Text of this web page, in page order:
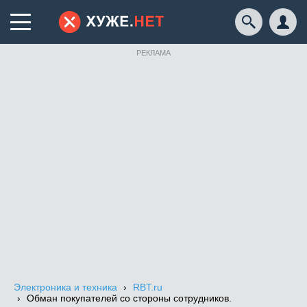
РЕКЛАМА
Электроника и техника
RBT.ru
Обман покупателей со стороны сотрудников.